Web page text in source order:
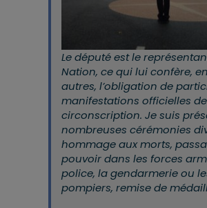
Le député est le
Nation, ce qui lui confère,
autres, l’obligation de
manifestations officielles
circonscription. Je suis
nombreuses cérémonies
hommage aux morts,
pouvoir dans les forces
police, la gendarmerie ou
pompiers, remise de